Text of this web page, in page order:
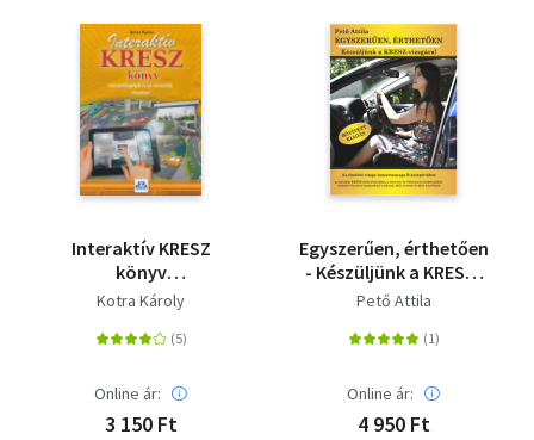
Interaktív KRESZ
könyv
személygépkocsi-
Kotra Károly
Online ár:
3 150 Ft
Egyszerűen, érthetően
- Készüljünk a KRESZ-
vizsgára! - Az elméleti
B kategóriához
Pető Attila
Online ár:
4 950 Ft